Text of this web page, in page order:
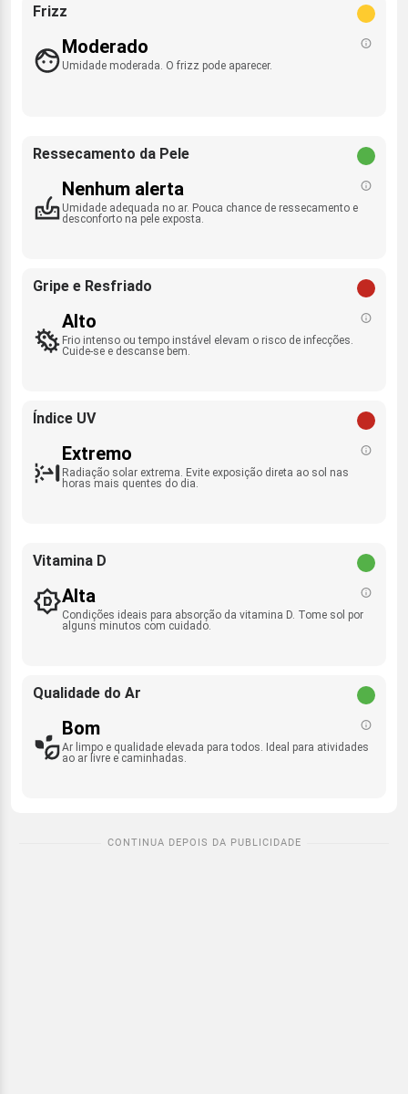
Frizz
Moderado
Umidade moderada. O frizz pode aparecer.
Ressecamento da Pele
Nenhum alerta
Umidade adequada no ar. Pouca chance de ressecamento e
desconforto na pele exposta.
Gripe e Resfriado
Alto
Frio intenso ou tempo instável elevam o risco de infecções.
Cuide-se e descanse bem.
Índice UV
Extremo
Radiação solar extrema. Evite exposição direta ao sol nas
horas mais quentes do dia.
Vitamina D
Alta
Condições ideais para absorção da vitamina D. Tome sol por
alguns minutos com cuidado.
Qualidade do Ar
Bom
Ar limpo e qualidade elevada para todos. Ideal para atividades
ao ar livre e caminhadas.